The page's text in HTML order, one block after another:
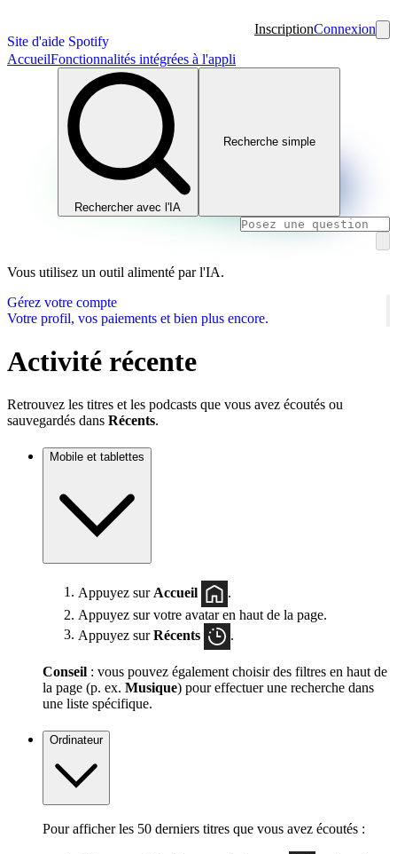
Site d'aide Spotify
InscriptionConnexion
AccueilFonctionnalités intégrées à l'appli
Rechercher avec l'IA
Recherche simple
Vous utilisez un outil alimenté par l'IA.
Gérez votre compte
Votre profil, vos paiements et bien plus encore.
Activité récente
Retrouvez les titres et les podcasts que vous avez écoutés ou
sauvegardés dans Récents.
Mobile et tablettes
Appuyez sur Accueil
.
Appuyez sur votre avatar en haut de la page.
Appuyez surRécents .
Conseil : vous pouvez également choisir des filtres en haut de
la page (p. ex. Musique) pour effectuer une recherche dans
une liste spécifique.
Ordinateur
Pour afficher les 50 derniers titres que vous avez écoutés :